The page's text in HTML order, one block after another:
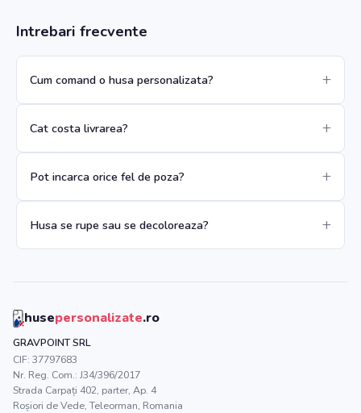
Intrebari frecvente
Cum comand o husa personalizata?
Cat costa livrarea?
Pot incarca orice fel de poza?
Husa se rupe sau se decoloreaza?
husepersonalizate.ro
GRAVPOINT SRL
CIF: 37797683
Nr. Reg. Com.: J34/396/2017
Strada Carpați 402, parter, Ap. 4
Roșiori de Vede,Teleorman, Romania